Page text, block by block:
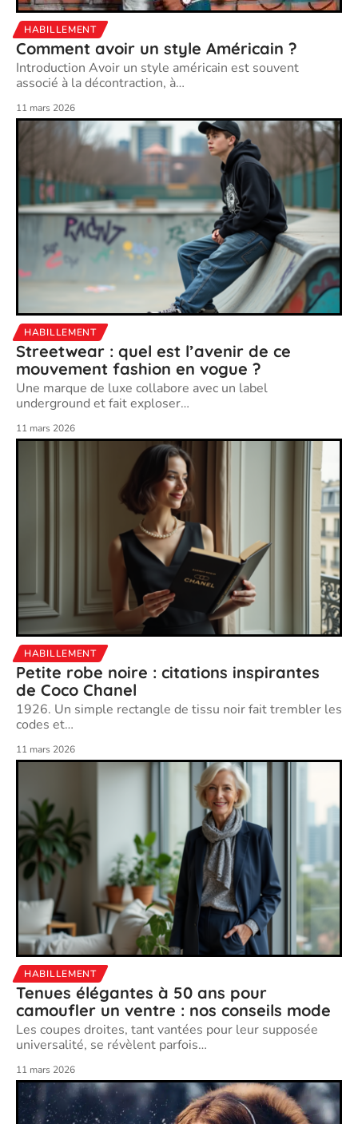
HABILLEMENT
Comment avoir un style Américain ?
Introduction Avoir un style américain est souvent
associé à la décontraction, à…
11 mars 2026
HABILLEMENT
Streetwear : quel est l’avenir de ce
mouvement fashion en vogue ?
Une marque de luxe collabore avec un label
underground et fait exploser…
11 mars 2026
HABILLEMENT
Petite robe noire : citations inspirantes
de Coco Chanel
1926. Un simple rectangle de tissu noir fait trembler les
codes et…
11 mars 2026
HABILLEMENT
Tenues élégantes à 50 ans pour
camoufler un ventre : nos conseils mode
Les coupes droites, tant vantées pour leur supposée
universalité, se révèlent parfois…
11 mars 2026